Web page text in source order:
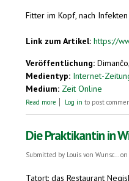
Fitter im Kopf, nach
Link zum Artikel: https://
Veröffentlichung:
Medientyp: Internet-
Medium: Zeit Online
Read more about Parlez-vous
Log in to post
Die Praktikantin in
Submitted by Louis von Wunsc...on
Tatort: das Restaurant